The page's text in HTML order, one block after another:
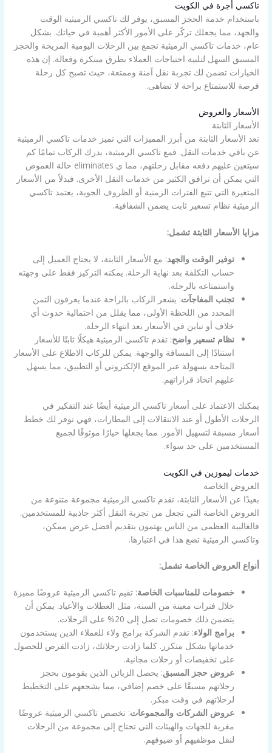
تاكسي أجرة في الكويت
باستخدام خدمة الحجز المسبق، يوفر لك تاكسي الرميثية الوقت
والجهد، مما يجعلك تركّز على الأمور الأكثر أهمية في حياتك. بشكل
عام، خدمات تاكسي الرميثية تجمع بين الرحلات اليومية المريحة والحجز
المسبق السهل لتلبية احتياجات العملاء بطرق مبتكرة وفعالة. إن هذه
الخيارات تضمن لك تجربة نقل آمنة وممتعة، حيث تصبح كل رحلة
فرصة للاستمتاع براحة لا تضاهى.
الأسعار والعروض
الأسعار الثابتة
تعد الأسعار الثابتة من أبرز المميزات التي تميز خدمات تاكسي الرميثية
عن باقي خدمات النقل. فمع تاكسي الرميثية، يدرك الركاب تمامًا كم
سيتعين عليهم دفعه مقابل رحلتهم، مما ي eliminates حالة الغموض
التي يمكن أن ترافق الكثير من خدمات النقل الأخرى. فبدلاً من الأسعار
المتغيرة التي تتبع الفترات الزمنية أو الظروف الجوية، يعتمد تاكسي
الرميثية نظام تسعير ثابت يضمن الشفافية.
مزايا الأسعار الثابتة تشمل:
توفير الوقت والجهد: مع الأسعار الثابتة، لا يحتاج العميل إلى
حساب التكلفة بعد نهاية الرحلة. يمكنه التركيز فقط على وجهته
واستمتاعه بالرحلة.
تجنب المفاجآت: يشعر الركاب بالراحة عندما يعرفون الثمن
المحدد من اللحظة الأولى، مما يقلل من احتمالية حدوث أي
خلاف أو تباين في الأسعار بعد انتهاء الرحلة.
نظام تسعير واضح: تقدم تاكسي الرميثية هيكلًا ثابتًا للأسعار
استنادًا إلى المسافة والوجهة. يمكن للركاب الاطلاع على الأسعار
المتاحة بسهولة عبر الموقع الإلكتروني أو التطبيق، مما يسهل
عليهم اتخاذ قراراتهم.
يمكنك الاعتماد على أسعار تاكسي الرميثية أيضًا عند التفكير في
الرحلات الأطول أو عند الانتقالات إلى المطارات، فهي توفر لك خطط
أسعار مسبقة لتسهيل الأمور. مما يجعلها خيارًا موثوقًا لجميع
المستخدمين على حد سواء.
خدمات ليموزين في الكويت
العروض الخاصة
بعيدًا عن الأسعار الثابتة، تقدم تاكسي الرميثية مجموعة متنوعة من
العروض الخاصة التي تجعل من تجربة النقل أكثر جاذبية للمستخدمين.
فالغالبية العظمى من الناس يهتمون بتقديم أفضل عرض ممكن،
وتاكسي الرميثية تضع هذا في اعتبارها.
أنواع العروض الخاصة تشمل:
خصومات للمناسبات الخاصة: تقيم تاكسي الرميثية عروضًا مميزة
خلال فترات معينة من السنة، مثل العطلات والأعياد. يمكن أن
يتضمن ذلك خصومات تصل إلى 20% على الرحلات.
برامج الولاء: تقدم الشركة برامج ولاء للعملاء الذين يستخدمون
خدماتها بشكل متكرر. كلما زادت رحلاتك، زادت الفرص للحصول
على تخفيضات أو رحلات مجانية.
عروض حجز المسبق: يحصل الزبائن الذين يقومون بحجز
رحلاتهم مسبقًا على خصم إضافي، مما يشجعهم على التخطيط
لرحلاتهم في وقت مبكر.
عروض الشركات والمجموعات: تخصص تاكسي الرميثية عروضًا
مغرية للجهات والهيئات التي تحتاج إلى مجموعة من الرحلات
لنقل موظفيهم أو ضيوفهم.